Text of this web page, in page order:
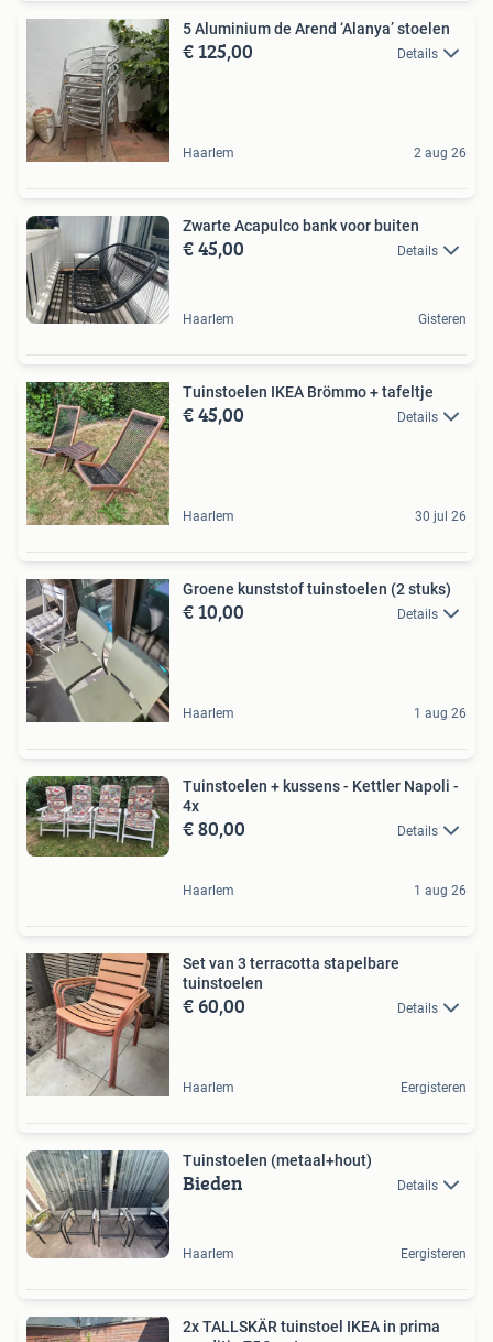
5 Aluminium de Arend ‘Alanya’ stoelen
€ 125,00 Details
Haarlem 2 aug 26
Zwarte Acapulco bank voor buiten
€ 45,00 Details
Haarlem Gisteren
Tuinstoelen IKEA Brömmo + tafeltje
€ 45,00 Details
Haarlem 30 jul 26
Groene kunststof tuinstoelen (2 stuks)
€ 10,00 Details
Haarlem 1 aug 26
Tuinstoelen + kussens - Kettler Napoli -
4x
€ 80,00 Details
Haarlem 1 aug 26
Set van 3 terracotta stapelbare
tuinstoelen
€ 60,00 Details
Haarlem Eergisteren
Tuinstoelen (metaal+hout)
Bieden Details
Haarlem Eergisteren
2x TALLSKÄR tuinstoel IKEA in prima